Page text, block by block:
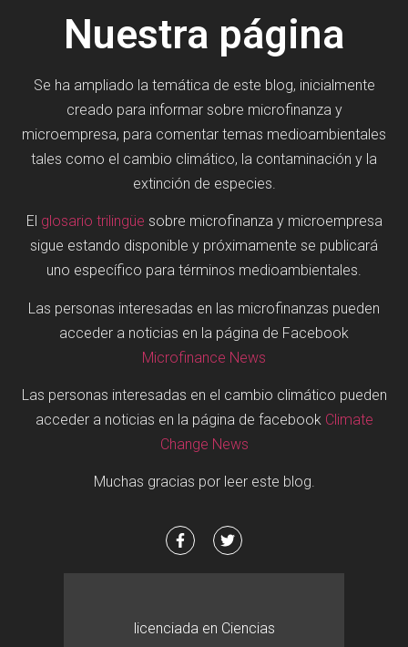
Nuestra página
Se ha ampliado la temática de este blog, inicialmente
creado para informar sobre microfinanza y
microempresa, para comentar temas medioambientales
tales como el cambio climático, la contaminación y la
extinción de especies.
El glosario trilingüe sobre microfinanza y microempresa
sigue estando disponible y próximamente se publicará
uno específico para términos medioambientales.
Las personas interesadas en las microfinanzas pueden
acceder a noticias en la página de Facebook
Microfinance News
Las personas interesadas en el cambio climático pueden
acceder a noticias en la página de facebook Climate
Change News
Muchas gracias por leer este blog.
licenciada en Ciencias